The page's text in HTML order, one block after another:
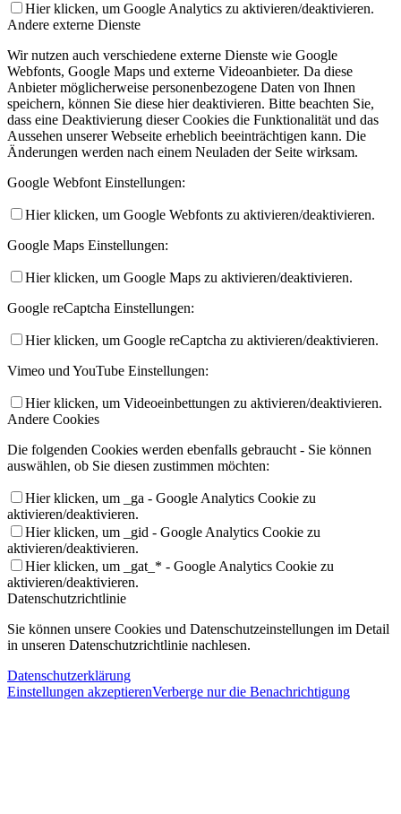
Hier klicken, um Google Analytics zu aktivieren/deaktivieren.
Andere externe Dienste
Wir nutzen auch verschiedene externe Dienste wie Google
Webfonts, Google Maps und externe Videoanbieter. Da diese
Anbieter möglicherweise personenbezogene Daten von Ihnen
speichern, können Sie diese hier deaktivieren. Bitte beachten Sie,
dass eine Deaktivierung dieser Cookies die Funktionalität und das
Aussehen unserer Webseite erheblich beeinträchtigen kann. Die
Änderungen werden nach einem Neuladen der Seite wirksam.
Google Webfont Einstellungen:
Hier klicken, um Google Webfonts zu aktivieren/deaktivieren.
Google Maps Einstellungen:
Hier klicken, um Google Maps zu aktivieren/deaktivieren.
Google reCaptcha Einstellungen:
Hier klicken, um Google reCaptcha zu aktivieren/deaktivieren.
Vimeo und YouTube Einstellungen:
Hier klicken, um Videoeinbettungen zu aktivieren/deaktivieren.
Andere Cookies
Die folgenden Cookies werden ebenfalls gebraucht - Sie können
auswählen, ob Sie diesen zustimmen möchten:
Hier klicken, um _ga - Google Analytics Cookie zu
aktivieren/deaktivieren.
Hier klicken, um _gid - Google Analytics Cookie zu
aktivieren/deaktivieren.
Hier klicken, um _gat_* - Google Analytics Cookie zu
aktivieren/deaktivieren.
Datenschutzrichtlinie
Sie können unsere Cookies und Datenschutzeinstellungen im Detail
in unseren Datenschutzrichtlinie nachlesen.
Datenschutzerklärung
Einstellungen akzeptierenVerberge nur die Benachrichtigung